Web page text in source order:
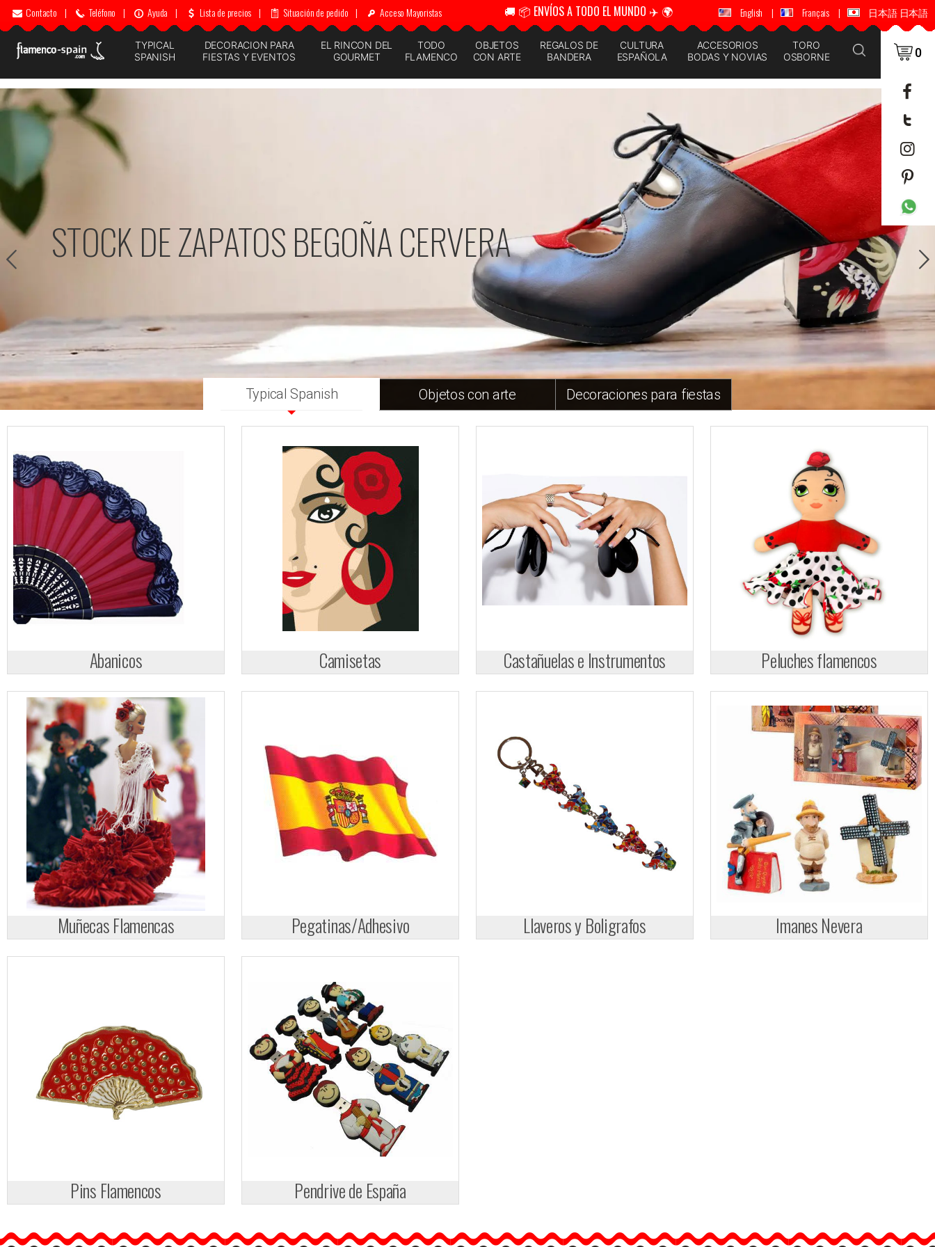
Contacto | Teléfono | Ayuda | Lista de precios | Situación de pedido | Acceso Mayoristas 🚚 📦 ENVÍOS A TODO EL MUNDO ✈️ 🌍 🚚 📦 ENVÍOS A TODO EL MUNDO ✈️ 🌍
English | Français | 日本語 日本語
TYPICAL
SPANISH
DECORACION PARA
FIESTAS Y EVENTOS
EL RINCON DEL
GOURMET
TODO
FLAMENCO
OBJETOS
CON ARTE
REGALOS DE
BANDERA
CULTURA
ESPAÑOLA
ACCESORIOS
BODAS Y NOVIAS
TORO
OSBORNE
0
DECORACIÓN PARA FIESTAS Y EVENTOS
Typical Spanish Objetos con arte Decoraciones para fiestas
Abanicos Camisetas Castañuelas e Instrumentos Peluches flamencos
Muñecas Flamencas Pegatinas/Adhesivo Llaveros y Boligrafos Imanes Nevera
Pins Flamencos Pendrive de España